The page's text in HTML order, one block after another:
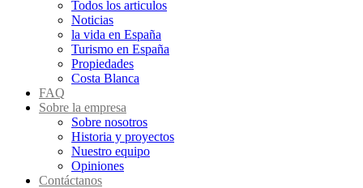
Todos los articulos
Noticias
la vida en España
Turismo en España
Propiedades
Costa Blanca
FAQ
Sobre la empresa
Sobre nosotros
Historia y proyectos
Nuestro equipo
Opiniones
Contáctanos